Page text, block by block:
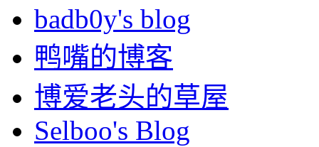
badb0y's blog
鸭嘴的博客
博爱老头的草屋
Selboo's Blog